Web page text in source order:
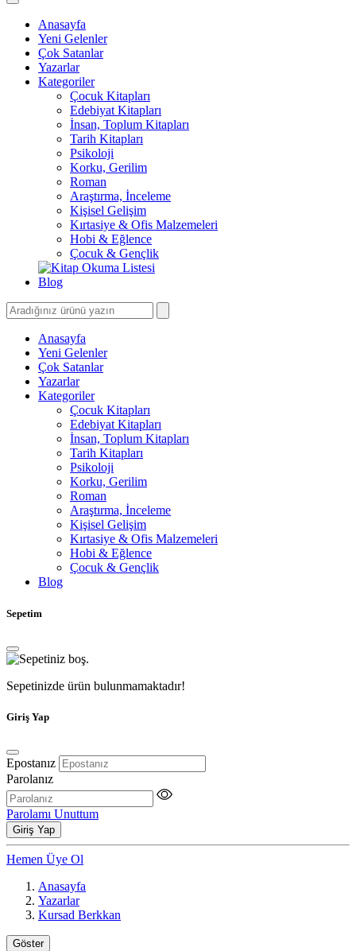
Anasayfa
Yeni Gelenler
Çok Satanlar
Yazarlar
Kategoriler
Çocuk Kitapları
Edebiyat Kitapları
İnsan, Toplum Kitapları
Tarih Kitapları
Psikoloji
Korku, Gerilim
Roman
Araştırma, İnceleme
Kişisel Gelişim
Kırtasiye & Ofis Malzemeleri
Hobi & Eğlence
Çocuk & Gençlik
Blog
Anasayfa
Yeni Gelenler
Çok Satanlar
Yazarlar
Kategoriler
Çocuk Kitapları
Edebiyat Kitapları
İnsan, Toplum Kitapları
Tarih Kitapları
Psikoloji
Korku, Gerilim
Roman
Araştırma, İnceleme
Kişisel Gelişim
Kırtasiye & Ofis Malzemeleri
Hobi & Eğlence
Çocuk & Gençlik
Blog
Sepetim
Sepetinizde ürün bulunmamaktadır!
Giriş Yap
Epostanız
Parolanız
Parolamı Unuttum
Giriş Yap
Hemen Üye Ol
Anasayfa
Yazarlar
Kursad Berkkan
Göster